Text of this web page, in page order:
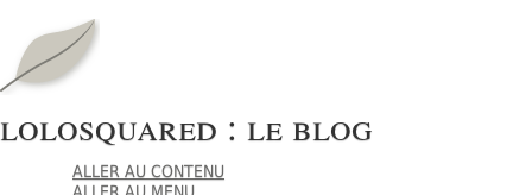
lolosquared : le blog
ALLER AU CONTENU